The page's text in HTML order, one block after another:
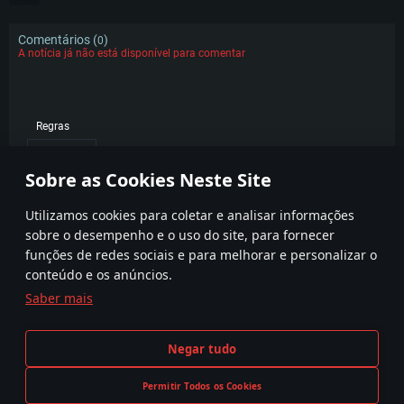
Sobre as Cookies Neste Site
Utilizamos cookies para coletar e analisar informações
sobre o desempenho e o uso do site, para fornecer
funções de redes sociais e para melhorar e personalizar o
conteúdo e os anúncios.
Saber mais
Negar tudo
Permitir Todos os Cookies
Comentários (0)
A notícia já não está disponível para comentar
Regras
Termos e condições
Política de Privacidade
Definições de Cookies